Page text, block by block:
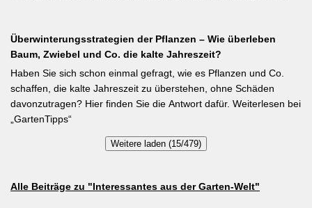
der Luft binden – Vorfrucht-Wirkung für das nächste Gartenjahr.
Verbesserung des Ortsklimas zu leisten. Warum? Entsiegelte
Flächen helfen… Hitze zu reduzieren Regenwasser besser zu
speichern und das Wohnumfeld insgesamt lebenswerter zu
gestalten. Insgesamt drei Gärten werden prämiert. Insgesamt drei
gleichwertige Sieger werden durch eine Expertenjury, bestehend
aus Vertretern der Gemeinde Unterhaching sowie des
gewinnen gibt es jeweils einen Gutschein von Pflanzen-Kölle
das Anmeldeformular siehe auf den Seiten der Gemeinde
Überwinterungsstrategien der Pflanzen – Wie überleben
Baum, Zwiebel und Co. die kalte Jahreszeit?
Haben Sie sich schon einmal gefragt, wie es Pflanzen und Co.
schaffen, die kalte Jahreszeit zu überstehen, ohne Schäden
davonzutragen? Hier finden Sie die Antwort dafür. Weiterlesen bei
„GartenTipps“
Weitere laden (15/479)
Alle Beiträge zu "Interessantes aus der Garten-Welt"